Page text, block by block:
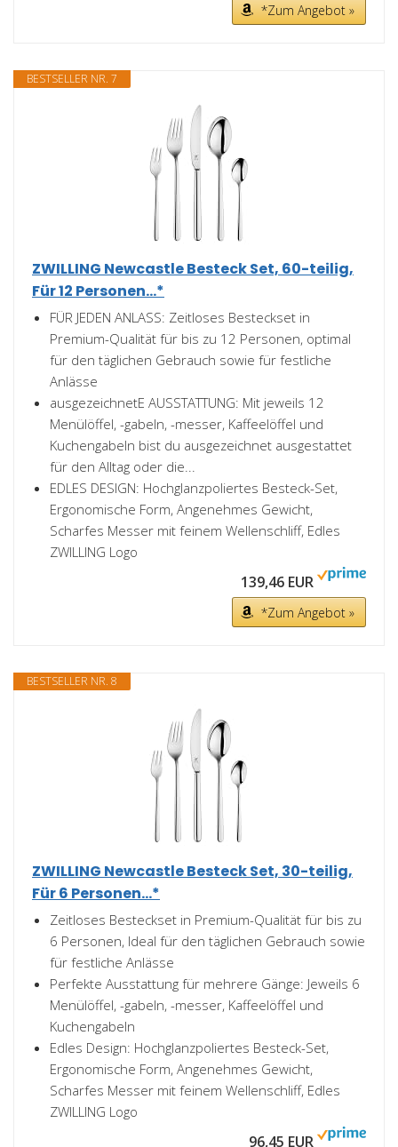
*Zum Angebot »
BESTSELLER NR. 7
ZWILLING Newcastle Besteck Set, 60-teilig,
Für 12 Personen...*
FÜR JEDEN ANLASS: Zeitloses Besteckset in
Premium-Qualität für bis zu 12 Personen, optimal
für den täglichen Gebrauch sowie für festliche
Anlässe
ausgezeichnetE AUSSTATTUNG: Mit jeweils 12
Menülöffel, -gabeln, -messer, Kaffeelöffel und
Kuchengabeln bist du ausgezeichnet ausgestattet
für den Alltag oder die...
EDLES DESIGN: Hochglanzpoliertes Besteck-Set,
Ergonomische Form, Angenehmes Gewicht,
Scharfes Messer mit feinem Wellenschliff, Edles
ZWILLING Logo
139,46 EUR
*Zum Angebot »
BESTSELLER NR. 8
ZWILLING Newcastle Besteck Set, 30-teilig,
Für 6 Personen...*
Zeitloses Besteckset in Premium-Qualität für bis zu
6 Personen, Ideal für den täglichen Gebrauch sowie
für festliche Anlässe
Perfekte Ausstattung für mehrere Gänge: Jeweils 6
Menülöffel, -gabeln, -messer, Kaffeelöffel und
Kuchengabeln
Edles Design: Hochglanzpoliertes Besteck-Set,
Ergonomische Form, Angenehmes Gewicht,
Scharfes Messer mit feinem Wellenschliff, Edles
ZWILLING Logo
96,45 EUR